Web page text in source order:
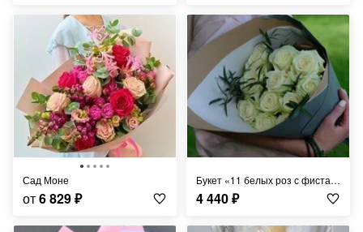
Сад Моне
от6 829₽
Букет «11 белых роз с фисташкой»
4 440₽